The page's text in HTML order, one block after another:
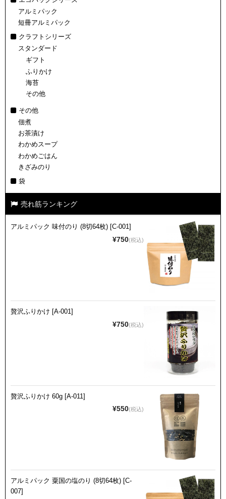
アルミパック
短冊アルミパック
クラフトシリーズ
スタンダード
ギフト
ふりかけ
海苔
その他
その他
佃煮
お茶漬け
わかめスープ
わかめごはん
きざみのり
袋
売れ筋ランキング
アルミパック 味付のり (8切64枚) [C-001]
¥750(税込)
贅沢ふりかけ [A-001]
¥750(税込)
贅沢ふりかけ 60g [A-011]
¥550(税込)
アルミパック 粟国の塩のり (8切64枚) [C-
007]